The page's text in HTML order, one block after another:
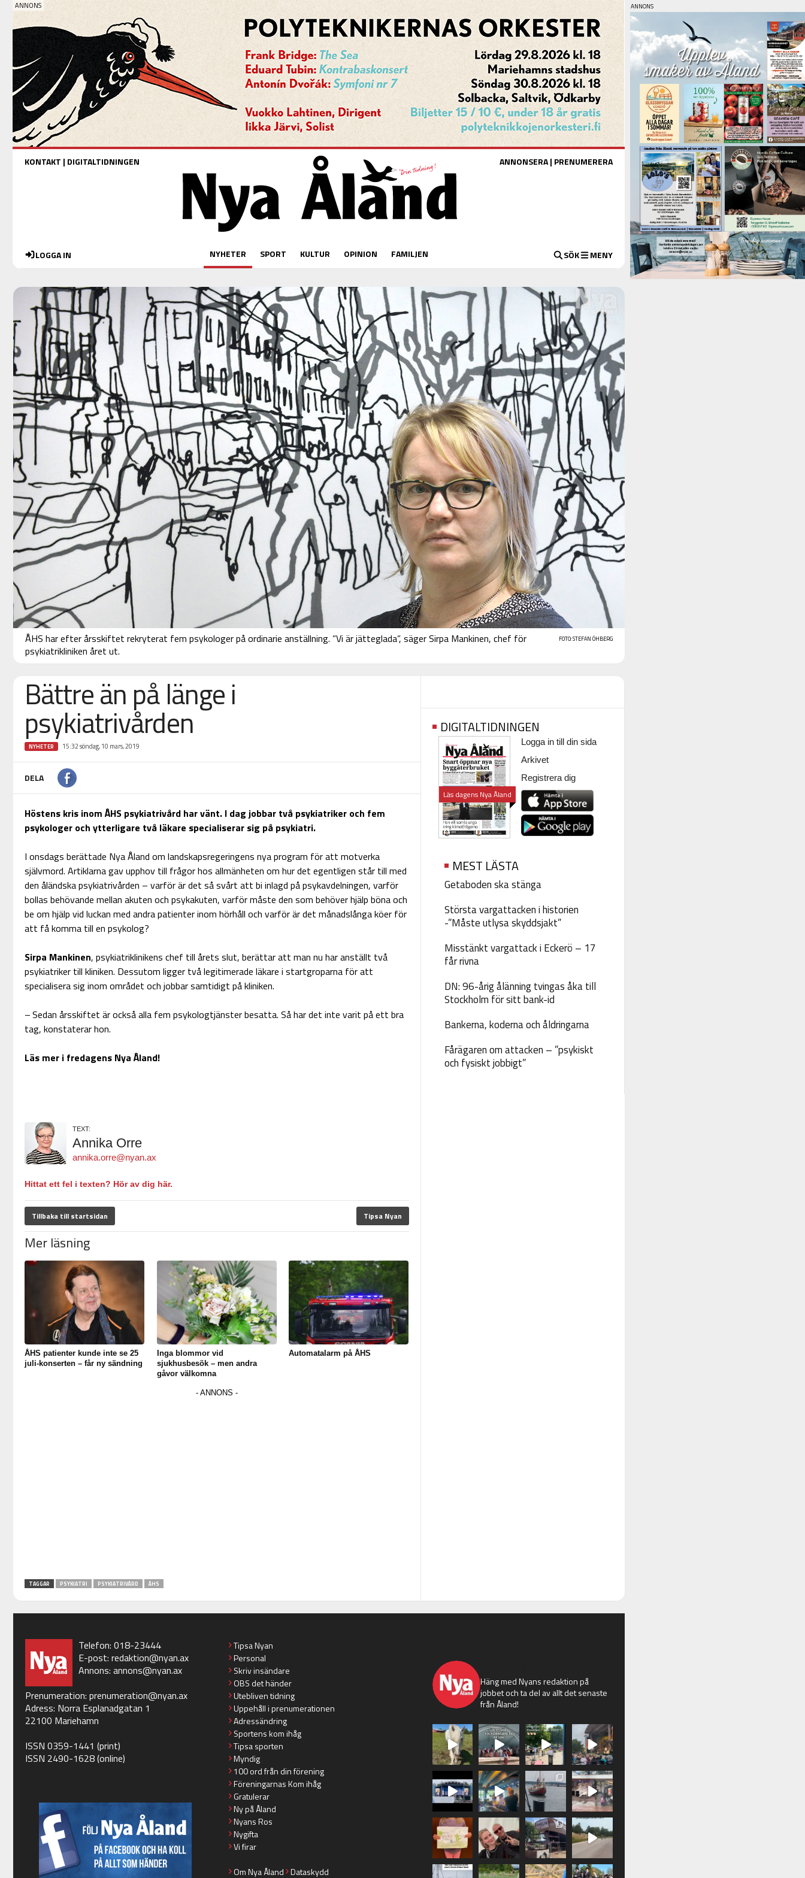
KONTAKT | DIGITALTIDNINGEN ANNONSERA| PRENUMERERA
LOGGA IN NYHETER SPORT KULTUR OPINION FAMILJEN SÖK MENY
FOTO: STEFAN ÖHBERG
ÅHS har efter årsskiftet rekryterat fem psykologer på ordinarie anställning. ”Vi är jätteglada”, säger Sirpa Mankinen, chef för
psykiatrikliniken året ut.
Bättre än på länge i
psykiatrivården
NYHETER 15:32 söndag, 10 mars, 2019
DELA
Höstens kris inom ÅHS psykiatrivård har vänt. I dag jobbar två psykiatriker och fem
psykologer och ytterligare två läkare specialiserar sig på psykiatri.
I onsdags berättade Nya Åland om landskapsregeringens nya program för att motverka
självmord. Artiklarna gav upphov till frågor hos allmänheten om hur det egentligen står till med
den åländska psykiatrivården – varför är det så svårt att bi inlagd på psykavdelningen, varför
bollas behövande mellan akuten och psykakuten, varför måste den som behöver hjälp böna och
be om hjälp vid luckan med andra patienter inom hörhåll och varför är det månadslånga köer för
att få komma till en psykolog?
Sirpa Mankinen, psykiatriklinikens chef till årets slut, berättar att man nu har anställt två
psykiatriker till kliniken. Dessutom ligger två legitimerade läkare i startgroparna för att
specialisera sig inom området och jobbar samtidigt på kliniken.
– Sedan årsskiftet är också alla fem psykologtjänster besatta. Så har det inte varit på ett bra
tag, konstaterar hon.
Läs mer i fredagens Nya Åland!
TEXT:
Annika Orre
annika.orre@nyan.ax
Hittat ett fel i texten? Hör av dig här.
Tillbaka till startsidan Tipsa Nyan
Mer läsning
ÅHS patienter kunde inte se 25
juli-konserten – får ny sändning
Inga blommor vid
sjukhusbesök – men andra
gåvor välkomna
Automatalarm på ÅHS
TAGGAR PSYKIATRI PSYKIATRIVÅRD ÅHS
DIGITALTIDNINGEN
Läs dagens Nya Åland
Logga in till din sida
Arkivet
Registrera dig
MEST LÄSTA
Getaboden ska stänga
Största vargattacken i historien
-”Måste utlysa skyddsjakt”
Misstänkt vargattack i Eckerö – 17
får rivna
DN: 96-årig ålänning tvingas åka till
Stockholm för sitt bank-id
Bankerna, koderna och åldringarna
Fårägaren om attacken – ”psykiskt
och fysiskt jobbigt”
Telefon: 018-23444
E-post: redaktion@nyan.ax
Annons: annons@nyan.ax
Prenumeration: prenumeration@nyan.ax
Adress: Norra Esplanadgatan 1
22100 Mariehamn
ISSN 0359-1441 (print)
ISSN 2490-1628 (online)
Tipsa Nyan
Personal
Skriv insändare
OBS det händer
Utebliven tidning
Uppehåll i prenumerationen
Adressändring
Sportens kom ihåg
Tipsa sporten
Myndig
100 ord från din förening
Föreningarnas Kom ihåg
Gratulerar
Ny på Åland
Nyans Ros
Nygifta
Vi firar
Om Nya Åland Dataskydd
Häng med Nyans redaktion på
jobbet och ta del av allt det senaste
från Åland!